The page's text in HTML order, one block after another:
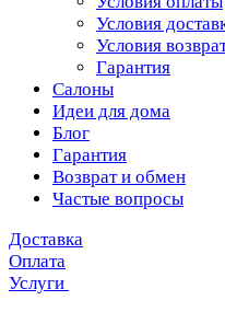
Условия
Условия
Гарантия
Салоны
Идеи для дома
Блог
Гарантия
Возврат и обмен
Частые вопросы
Доставка
Оплата
Услуги